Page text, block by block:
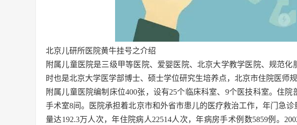
北京儿研所医院黄牛挂号之介绍
附属儿童医院是三级甲等医院、爱婴医院、北京大学教学医院、规范化
时也是北京大学医学部博士、硕士学位研究生培养点，北京市住院医师规
附属儿童医院编制床位400张，设有25个临床科室、9个医技科室。住
手术室8间。医院承担着北京市和外省市患儿的医疗救治工作，年门急
量达192.3万人次，年住院病人22514人次，年病房手术例数5859例。